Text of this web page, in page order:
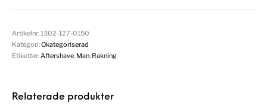
Artikelnr:1302-127-0150
Kategori:Okategoriserad
Etiketter: Aftershave Man Rakning
Relaterade produkter